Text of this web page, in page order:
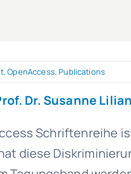
,OpenAccess,Publications
Dr. Susanne
Schriftenreihe
diese